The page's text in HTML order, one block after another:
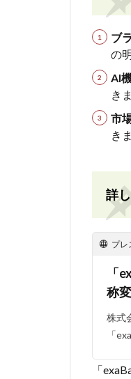
ブ
の
AI
き
市
き
詳
プレ
「
称
株式
「
「